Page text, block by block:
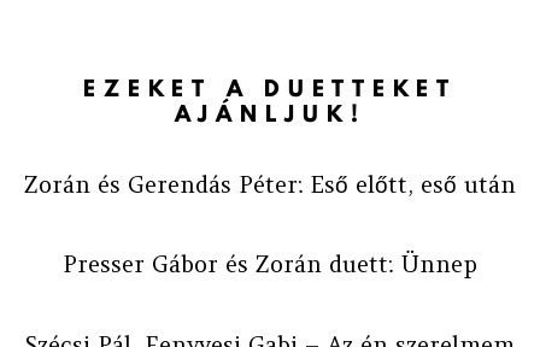
EZEKET A DUETTEKET
AJÁNLJUK!
Zorán és Gerendás Péter: Eső előtt, eső után
Presser Gábor és Zorán duett: Ünnep